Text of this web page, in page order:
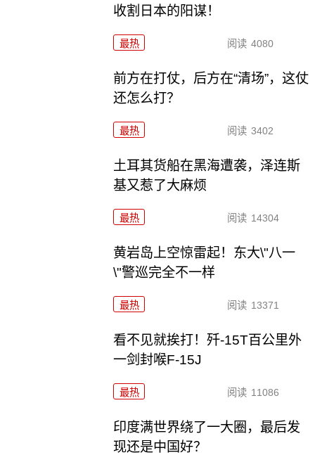
收割日本的阳谋！
最热 阅读 4080
前方在打仗，后方在“清场”，这仗
还怎么打？
最热 阅读 3402
土耳其货船在黑海遭袭，泽连斯
基又惹了大麻烦
最热 阅读 14304
黄岩岛上空惊雷起！东大\"八一
\"警巡完全不一样
最热 阅读 13371
看不见就挨打！歼-15T百公里外
一剑封喉F-15J
最热 阅读 11086
印度满世界绕了一大圈，最后发
现还是中国好？